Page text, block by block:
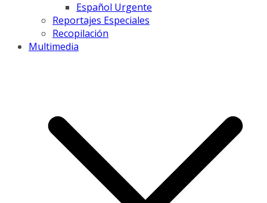
Español Urgente
Reportajes Especiales
Recopilación
Multimedia